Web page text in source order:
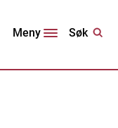
Meny Søk